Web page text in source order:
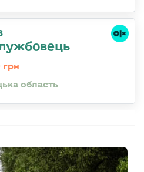
грн
область